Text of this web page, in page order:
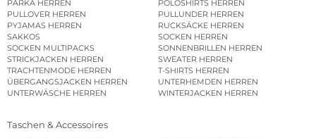
PARKA HERREN
POLOSHIRTS HERREN
PULLOVER HERREN
PULLUNDER HERREN
PYJAMAS HERREN
RUCKSÄCKE HERREN
SAKKOS
SOCKEN HERREN
SOCKEN MULTIPACKS
SONNENBRILLEN HERREN
STRICKJACKEN HERREN
SWEATER HERREN
TRACHTENMODE HERREN
T-SHIRTS HERREN
ÜBERGANGSJACKEN HERREN
UNTERHEMDEN HERREN
UNTERWÄSCHE HERREN
WINTERJACKEN HERREN
Taschen & Accessoires